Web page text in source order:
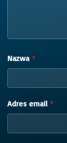
Nazwa *
Adres email *